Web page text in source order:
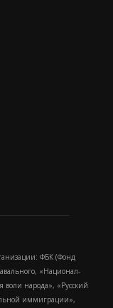
ФБК (Фонд
«Национал-
воли народа», «Русский
иммиграции»,